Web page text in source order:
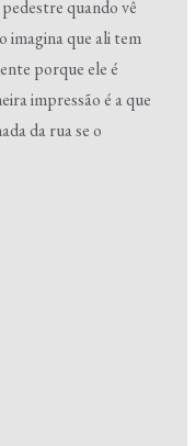
quando vê
imagina que ali tem
porque ele é
impressão é a que
da rua se o